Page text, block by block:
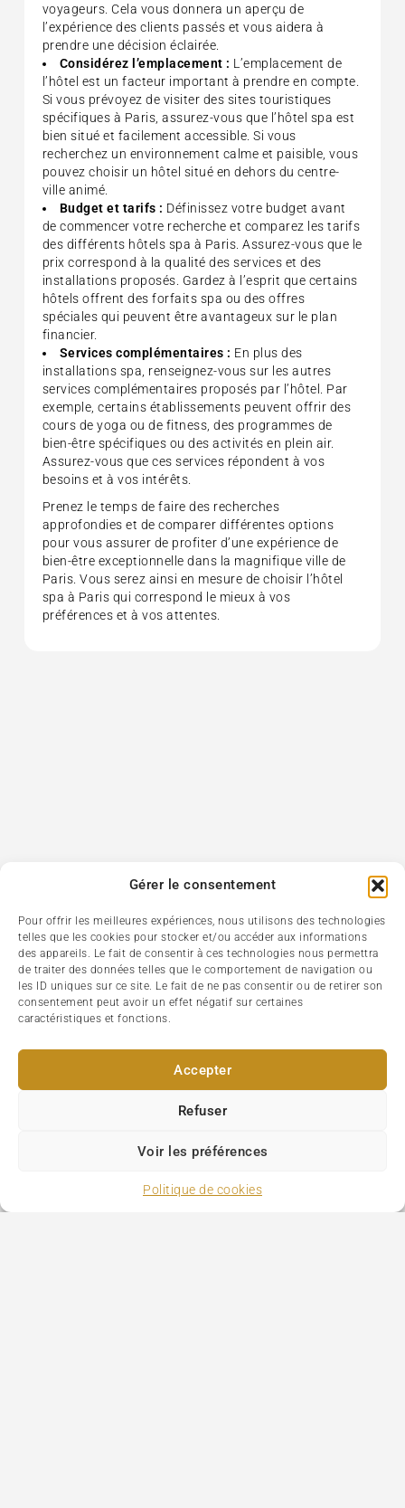
Gérer le consentement
Pour offrir les meilleures expériences, nous utilisons des technologies
telles que les cookies pour stocker et/ou accéder aux informations
des appareils. Le fait de consentir à ces technologies nous permettra
de traiter des données telles que le comportement de navigation ou
les ID uniques sur ce site. Le fait de ne pas consentir ou de retirer son
consentement peut avoir un effet négatif sur certaines
caractéristiques et fonctions.
Accepter
Refuser
Voir les préférences
Politique de cookies
voyageurs. Cela vous donnera un aperçu de
l’expérience des clients passés et vous aidera à
prendre une décision éclairée.
Considérez l’emplacement : L’emplacement de
l’hôtel est un facteur important à prendre en compte.
Si vous prévoyez de visiter des sites touristiques
spécifiques à Paris, assurez-vous que l’hôtel spa est
bien situé et facilement accessible. Si vous
recherchez un environnement calme et paisible, vous
pouvez choisir un hôtel situé en dehors du centre-
ville animé.
Budget et tarifs : Définissez votre budget avant
de commencer votre recherche et comparez les tarifs
des différents hôtels spa à Paris. Assurez-vous que le
prix correspond à la qualité des services et des
installations proposés. Gardez à l’esprit que certains
hôtels offrent des forfaits spa ou des offres
spéciales qui peuvent être avantageux sur le plan
financier.
Services complémentaires : En plus des
installations spa, renseignez-vous sur les autres
services complémentaires proposés par l’hôtel. Par
exemple, certains établissements peuvent offrir des
cours de yoga ou de fitness, des programmes de
bien-être spécifiques ou des activités en plein air.
Assurez-vous que ces services répondent à vos
besoins et à vos intérêts.
Prenez le temps de faire des recherches
approfondies et de comparer différentes options
pour vous assurer de profiter d’une expérience de
bien-être exceptionnelle dans la magnifique ville de
Paris. Vous serez ainsi en mesure de choisir l’hôtel
spa à Paris qui correspond le mieux à vos
préférences et à vos attentes.